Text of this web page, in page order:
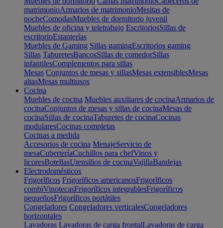
matrimonioArmarios de matrimonioMesitas de
nocheComodasMuebles de dormitorio juvenil
Muebles de oficina y teletrabajo EscritoriosSillas de
escritorioEstanterías
Muebles de Gaming Sillas gamingEscritorios gaming
Sillas TaburetesBancosSillas de comedorSillas
infantilesComplementos para sillas
Mesas Conjuntos de mesas y sillasMesas extensiblesMesas
altasMesas multiusos
Cocina
Muebles de cocina Muebles auxiliares de cocinaArmarios de
cocinaConjuntos de mesas y sillas de cocinaMesas de
cocinaSillas de cocinaTaburetes de cocinaCocinas
modularesCocinas completas
Cocinas a medida
Accesorios de cocina MenajeServicio de
mesaCuberteríaCuchillos para chefVinos y
licoresBotellasUtensilios de cocinaVajillaBandejas
Electrodomésticos
Frigoríficos Frigoríficos americanosFrigoríficos
combiVinotecasFrigoríficos integrablesFrigoríficos
pequeñosFrigoríficos portátiles
Congeladores Congeladores verticalesCongeladores
horizontales
Lavadoras Lavadoras de carga frontalLavadoras de carga